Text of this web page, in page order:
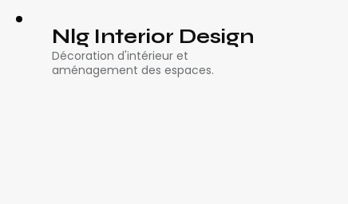
Nlg Interior Design
Décoration d'intérieur et
aménagement des espaces.